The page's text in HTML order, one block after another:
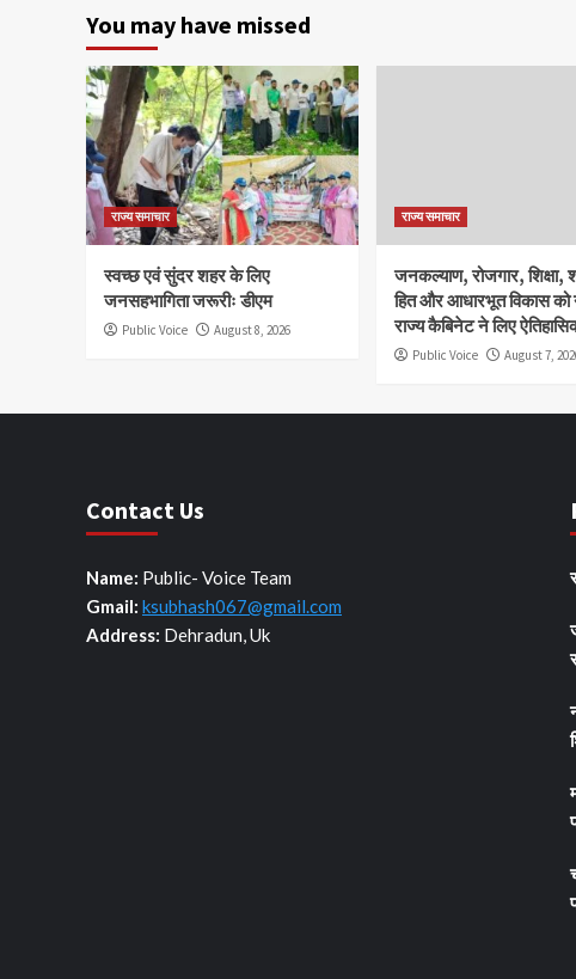
You may have missed
राज्य समाचार
स्वच्छ एवं सुंदर शहर के लिए
जनसहभागिता जरूरीः डीएम
Public Voice August 8, 2026
राज्य समाचार
जनकल्याण, रोजगार, शिक्षा,
हित और आधारभूत विकास को
राज्य कैबिनेट ने लिए
Public Voice August 7,
Contact Us
Name: Public- Voice Team
Gmail: ksubhash067@gmail.com
Address: Dehradun, Uk